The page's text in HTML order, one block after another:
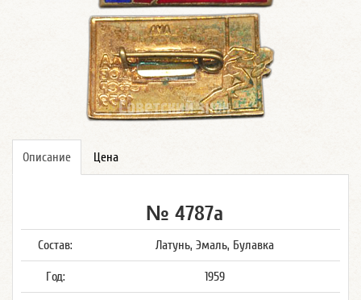
Описание Цена
№ 4787а
Состав: Латунь, Эмаль, Булавка
Год: 1959